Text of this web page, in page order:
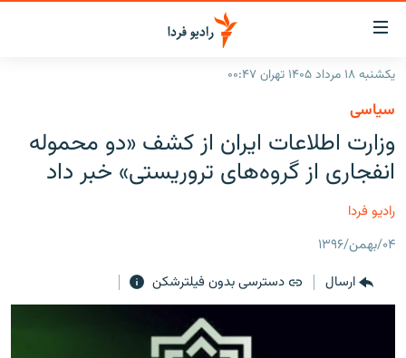
لینک‌های
قابلیت
دسترسی
بازگشت
منوی
اصلی
رفتن
به
صفحه
ایران
جهان
فرکانس‌ها
پادکست
چندرسانه‌ای
گزارش‌های تصویری
زنان فردا
یکشنبه ۱۸ مرداد ۱۴۰۵ تهران ۰۰:۴۷
سیاسی
وزارت اطلاعات ایران از کشف «دو محموله
انفجاری از گروه‌های تروریستی» خبر داد
رادیو فردا
۰۴/بهمن/۱۳۹۶
ارسال
دسترسی بدون فیلترشکن